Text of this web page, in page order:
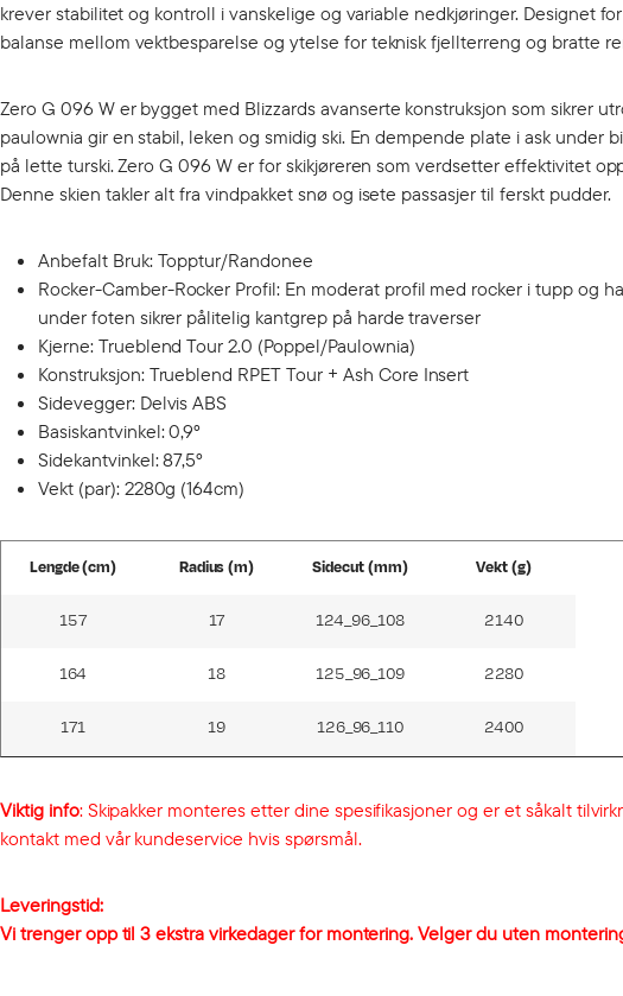
krever stabilitet og kontroll i vanskelige og variable nedkjøringer. Designet
balanse mellom vektbesparelse og ytelse for teknisk fjellterreng og bratte
Zero G 096 W er bygget med Blizzards avanserte konstruksjon som sikrer
paulownia gir en stabil, leken og smidig ski. En dempende plate i ask under
på lette turski. Zero G 096 W er for skikjøreren som verdsetter effektivitet
Denne skien takler alt fra vindpakket snø og isete passasjer til ferskt pudder.
Anbefalt Bruk: Topptur/Randonee
Rocker-Camber-Rocker Profil: En moderat profil med rocker i tupp og
under foten sikrer pålitelig kantgrep på harde traverser
Kjerne: Trueblend Tour 2.0 (Poppel/Paulownia)
Konstruksjon: Trueblend RPET Tour + Ash Core Insert
Sidevegger: Delvis ABS
Basiskantvinkel: 0,9°
Sidekantvinkel: 87,5°
Vekt (par): 2280g (164cm)
Lengde (cm) Radius (m) Sidecut (mm) Vekt (g)
157 17 124_96_108 2140
164 18 125_96_109 2280
171 19 126_96_110 2400
Viktig info: Skipakker monteres etter dine spesifikasjoner og er et såkalt
kontakt med vår kundeservice hvis spørsmål.
Leveringstid:
Vi trenger opp til 3 ekstra virkedager for montering. Velger du uten